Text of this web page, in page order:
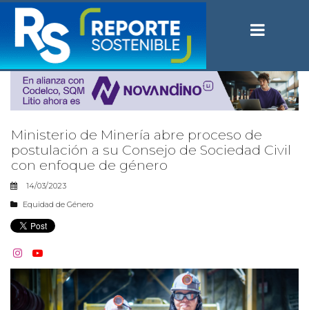
Ministerio de Minería abre proceso de
postulación a su Consejo de Sociedad Civil
con enfoque de género
14/03/2023
Equidad de Género
 